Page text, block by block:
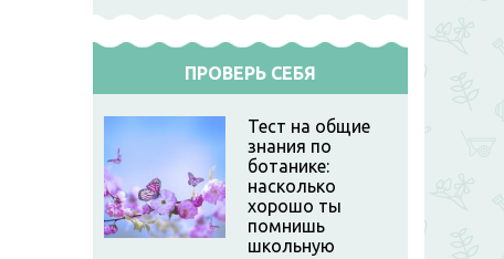
ПРОВЕРЬ СЕБЯ
Тест на общие
знания по
ботанике:
насколько
хорошо ты
помнишь
школьную